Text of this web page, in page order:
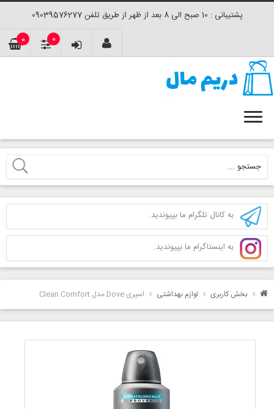
پشتیبانی : 10 صبح الی 8 بعد از ظهر از طریق تلفن 09039576277
0 0
به کانال تلگرام ما بپیوندید.
به اینستاگرام ما بپیوندید.
بخش کاربری لوازم بهداشتی اسپری Dove مدل Clean Comfort